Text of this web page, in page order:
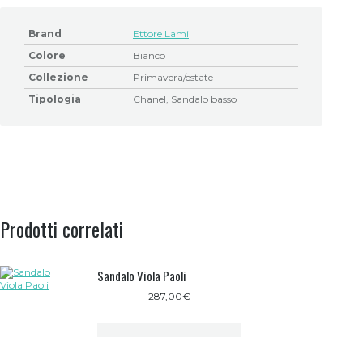
Brand
Ettore Lami
Colore
Bianco
Collezione
Primavera/estate
Tipologia
Chanel, Sandalo basso
Prodotti correlati
Sandalo Viola Paoli
287,00€